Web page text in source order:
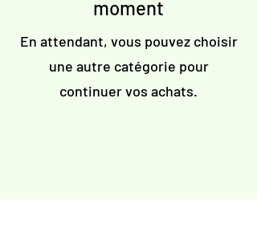
moment
En attendant, vous pouvez choisir
une autre catégorie pour
continuer vos achats.